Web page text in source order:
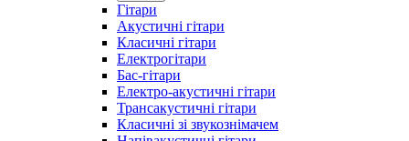
Гітари
Акустичні гітари
Класичні гітари
Електрогітари
Бас-гітари
Електро-акустичні гітари
Трансакустичні гітари
Класичні зі звукознімачем